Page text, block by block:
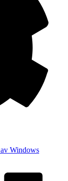
Windows